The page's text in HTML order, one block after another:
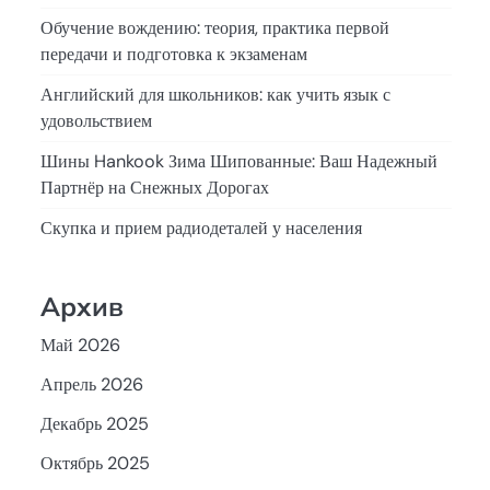
Обучение вождению: теория, практика первой
передачи и подготовка к экзаменам
Английский для школьников: как учить язык с
удовольствием
Шины Hankook Зима Шипованные: Ваш Надежный
Партнёр на Снежных Дорогах
Скупка и прием радиодеталей у населения
Архив
Май 2026
Апрель 2026
Декабрь 2025
Октябрь 2025